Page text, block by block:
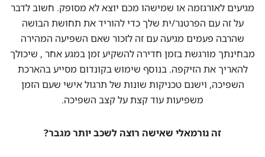
מגיעים לאורגזמה או שמישהו מכם יוצא לא מסופק. חשוב לדבר
על זה עם הפרטנר/ית שלך כדי להוריד את תחושת הבושה
שהרבה פעמים מגיעה עם זה לזכור שאם השפיעה המהירה
מבחינתך מורגשת בזמן חדירה להשקיע זמן במגע אחר , שיכולך
להאריך את הזיקפה. בנוסף שימוש בקונדום מסייע בהארכת
השפיכה, וישנם טכניקות שונות של תרגול אישי שעם הזמן
משפיעות עוד קצת על קצב השפיכה.
זה נורמאלי שאישה רוצה לשכב יותר מגבר?